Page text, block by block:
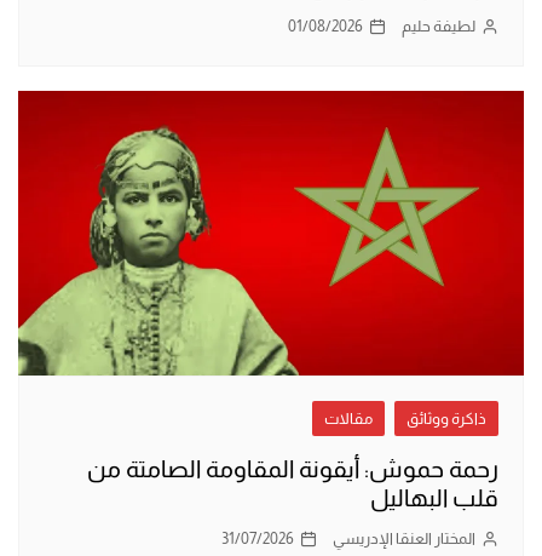
لطيفة حليم 01/08/2026
ذاكرة ووثائق مقالات
رحمة حموش: أيقونة المقاومة الصامتة من
قلب البهاليل
المختار العنقا الإدريسي 31/07/2026